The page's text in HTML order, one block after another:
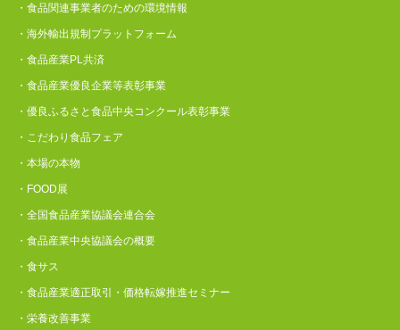
・食品関連事業者のための環境情報
・海外輸出規制プラットフォーム
・食品産業PL共済
・食品産業優良企業等表彰事業
・優良ふるさと食品中央コンクール表彰事業
・こだわり食品フェア
・本場の本物
・FOOD展
・全国食品産業協議会連合会
・食品産業中央協議会の概要
・食サス
・食品産業適正取引・価格転嫁推進セミナー
・栄養改善事業